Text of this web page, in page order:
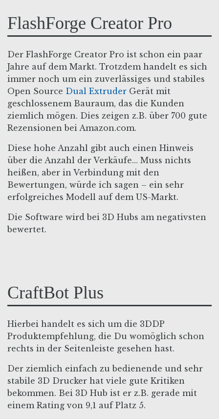
FlashForge Creator Pro
Der FlashForge Creator Pro ist schon ein paar
Jahre auf dem Markt. Trotzdem handelt es sich
immer noch um ein zuverlässiges und stabiles
Open Source Dual Extruder Gerät mit
geschlossenem Bauraum, das die Kunden
ziemlich mögen. Dies zeigen z.B. über 700 gute
Rezensionen bei Amazon.com.
Diese hohe Anzahl gibt auch einen Hinweis
über die Anzahl der Verkäufe… Muss nichts
heißen, aber in Verbindung mit den
Bewertungen, würde ich sagen – ein sehr
erfolgreiches Modell auf dem US-Markt.
Die Software wird bei 3D Hubs am negativsten
bewertet.
CraftBot Plus
Hierbei handelt es sich um die 3DDP
Produktempfehlung, die Du womöglich schon
rechts in der Seitenleiste gesehen hast.
Der ziemlich einfach zu bedienende und sehr
stabile 3D Drucker hat viele gute Kritiken
bekommen. Bei 3D Hub ist er z.B. gerade mit
einem Rating von 9,1 auf Platz 5.